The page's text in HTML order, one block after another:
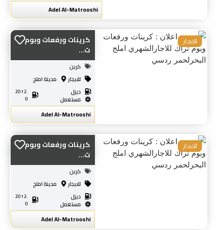
Adel Al-Matrooshi
كرينات ورفعات وبوم
ت...
كرين
للايجار
مدينة املج
ديزل
مستعمل
2012.
0
Adel Al-Matrooshi
للايجار
كرينات ورفعات وبوم
ت...
كرين
للايجار
مدينة املج
ديزل
مستعمل
2012.
0
Adel Al-Matrooshi
للايجار